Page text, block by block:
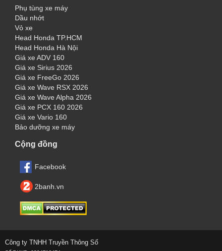
Phụ tùng xe máy
Dầu nhớt
Vỏ xe
Head Honda TP.HCM
Head Honda Hà Nội
Giá xe ADV 160
Giá xe Sirius 2026
Giá xe FreeGo 2026
Giá xe Wave RSX 2026
Giá xe Wave Alpha 2026
Giá xe PCX 160 2026
Giá xe Vario 160
Bảo dưỡng xe máy
Cộng đồng
Facebook
2banh.vn
Công ty TNHH Truyền Thông Số